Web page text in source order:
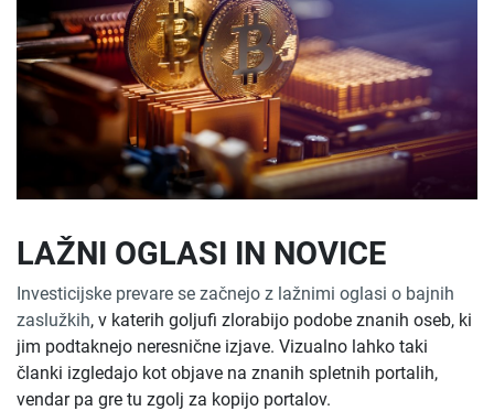
LAŽNI OGLASI IN NOVICE
Investicijske prevare se začnejo z lažnimi oglasi o bajnih
zaslužkih, v katerih goljufi zlorabijo podobe znanih oseb, ki
jim podtaknejo neresnične izjave. Vizualno lahko taki
članki izgledajo kot objave na znanih spletnih portalih,
vendar pa gre tu zgolj za kopijo portalov.